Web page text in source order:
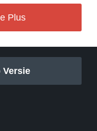
Plus
Versie